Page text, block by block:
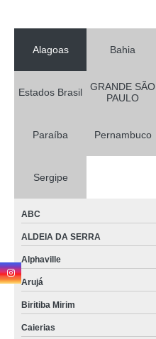
Alagoas Bahia
Estados Brasil
GRANDE SÃO
PAULO
Paraíba Pernambuco
Sergipe
ABC
ALDEIA DA SERRA
Alphaville
Arujá
Biritiba Mirim
Caierias